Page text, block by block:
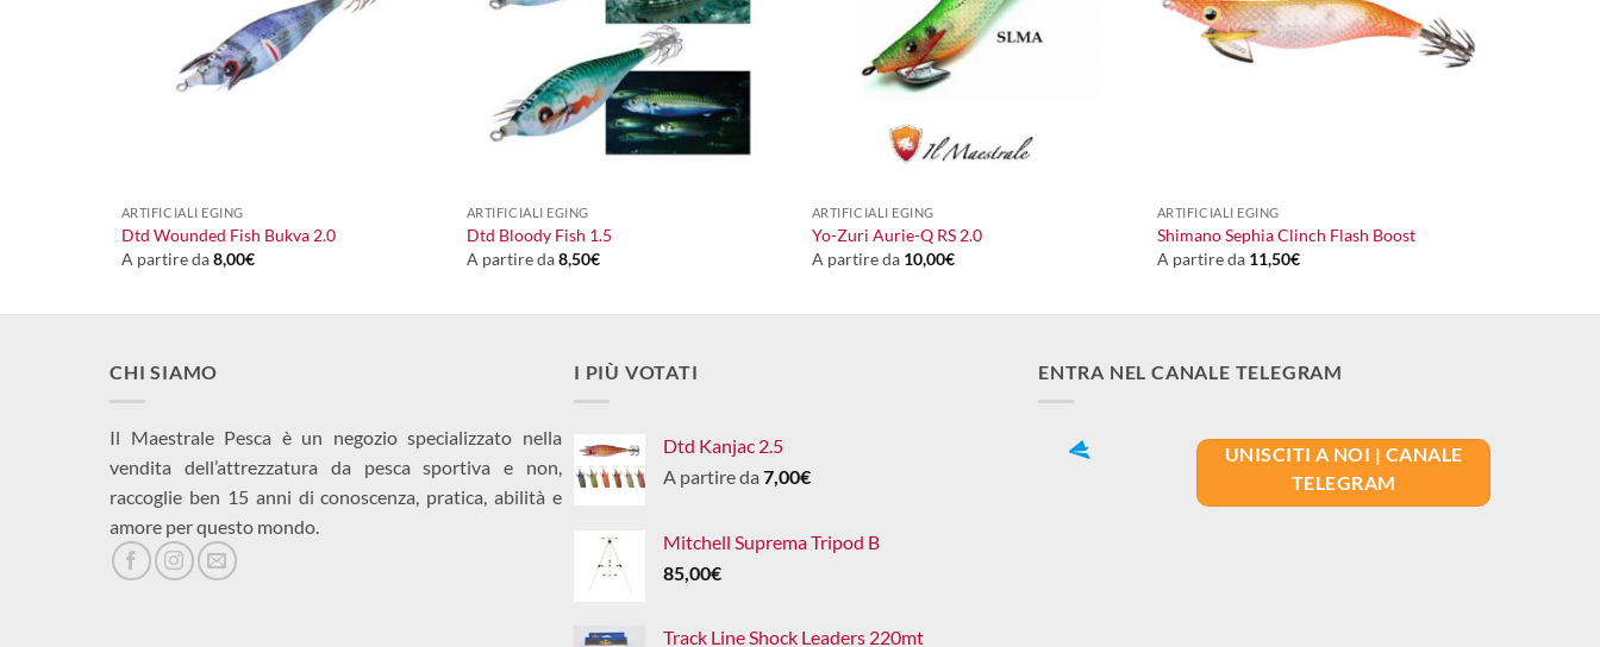
ARTIFICIALI EGING
Dtd Wounded Fish Bukva 2.0
A partire da8,00€
ARTIFICIALI EGING
Dtd Bloody Fish 1.5
A partire da8,50€
ARTIFICIALI EGING
Yo-Zuri Aurie-Q RS 2.0
A partire da 10,00€
ARTIFICIALI EGING
Shimano Sephia Clinch Flash Boost
A partire da 11,50€
CHI SIAMO
Il Maestrale Pesca è un negozio specializzato nella
vendita dell’attrezzatura da pesca sportiva e non,
raccoglie ben 15 anni di conoscenza, pratica, abilità e
amore per questo mondo.
I PIÙ VOTATI
Dtd Kanjac 2.5
A partire da 7,00€
Mitchell Suprema Tripod B
85,00€
Track Line Shock Leaders 220mt
ENTRA NEL CANALE TELEGRAM
UNISCITI A NOI | CANALE
TELEGRAM